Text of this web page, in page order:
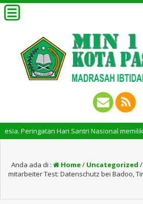
Hari Santri Nasional memiliki
Anda ada di : Home/ Uncategorized /
mitarbeiter Test: Datenschutz bei Badoo,